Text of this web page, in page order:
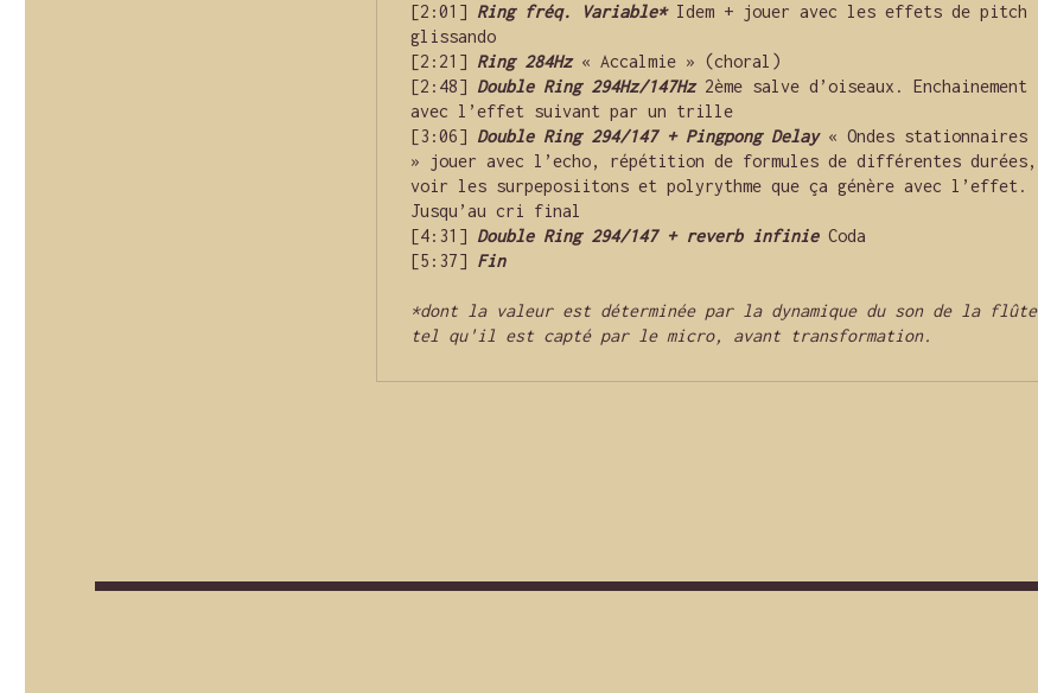
[2:01] Ring fréq. Variable* Idem + jouer avec les effets de pitch
glissando
[2:21] Ring 284Hz « Accalmie » (choral)
[2:48] Double Ring 294Hz/147Hz 2ème salve d’oiseaux. Enchainement
avec l’effet suivant par un trille
[3:06] Double Ring 294/147 + Pingpong Delay « Ondes stationnaires
» jouer avec l’echo, répétition de formules de différentes durées,
voir les surpeposiitons et polyrythme que ça génère avec l’effet.
Jusqu’au cri final
[4:31] Double Ring 294/147 + reverb infinie Coda
[5:37] Fin
*dont la valeur est déterminée par la dynamique du son de la flûte
tel qu'il est capté par le micro, avant transformation.